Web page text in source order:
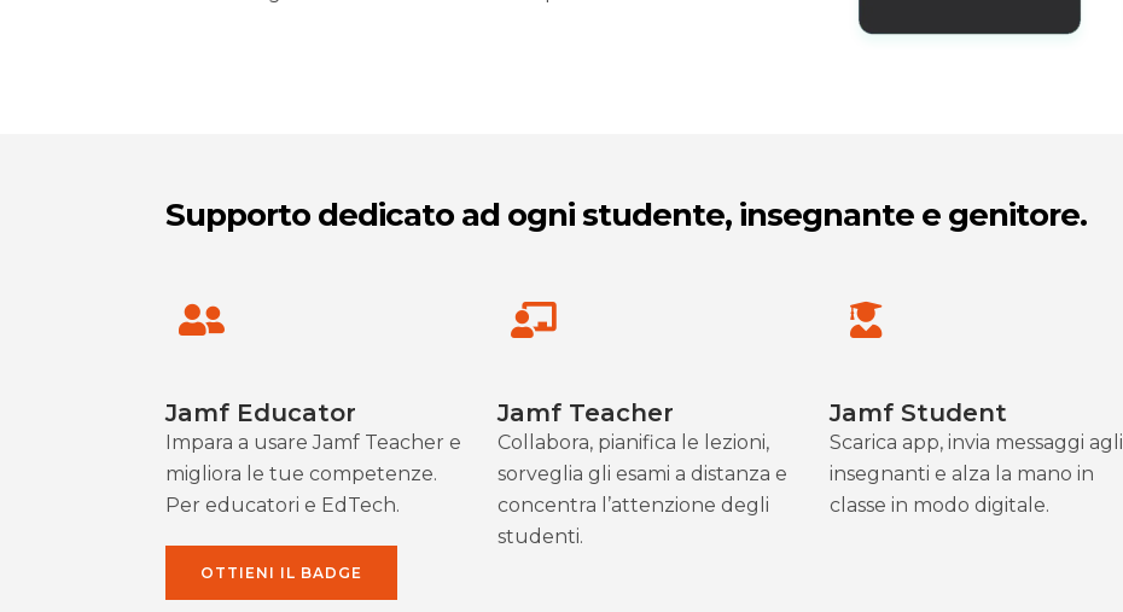
Supporto dedicato ad ogni studente, insegnante e genitore.
Jamf Educator
Impara a usare Jamf Teacher e
migliora le tue competenze.
Per educatori e EdTech.
OTTIENI IL BADGE
Jamf Teacher
Collabora, pianifica le lezioni,
sorveglia gli esami a distanza e
concentra l’attenzione degli
studenti.
Jamf Student
Scarica app, invia messaggi agli
insegnanti e alza la mano in
classe in modo digitale.